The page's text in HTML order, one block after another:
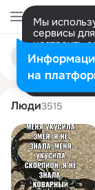
Мы
сервисы
настроить
Поиск
людям
Люди3515
на